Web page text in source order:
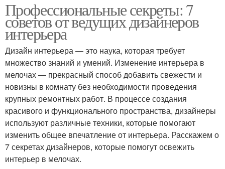
Профессиональные секреты: 7
советов от ведущих дизайнеров
интерьера
Дизайн интерьера — это наука, которая требует
множество знаний и умений. Изменение интерьера в
мелочах — прекрасный способ добавить свежести и
новизны в комнату без необходимости проведения
крупных ремонтных работ. В процессе создания
красивого и функционального пространства, дизайнеры
используют различные техники, которые помогают
изменить общее впечатление от интерьера. Расскажем о
7 секретах дизайнеров, которые помогут освежить
интерьер в мелочах.